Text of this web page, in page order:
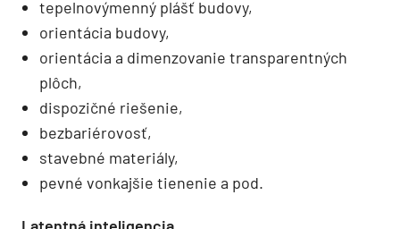
tepelnovýmenný plášť budovy,
orientácia budovy,
orientácia a dimenzovanie transparentných
plôch,
dispozičné riešenie,
bezbariérovosť,
stavebné materiály,
pevné vonkajšie tienenie a pod.